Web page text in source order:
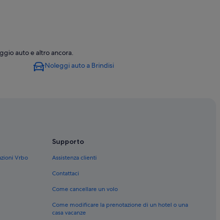
auto e altro ancora.
Noleggi auto a Brindisi
Vrbo
Supporto
Assistenza clienti
Contattaci
Come cancellare un volo
Come modificare la prenotazione di un hotel o una
casa vacanze